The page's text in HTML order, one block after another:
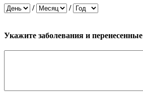
/ /
Укажите заболевания и